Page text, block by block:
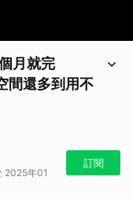
月就完
間還多到用不
間 - 華人地區最大室內
2025年01
訂閱